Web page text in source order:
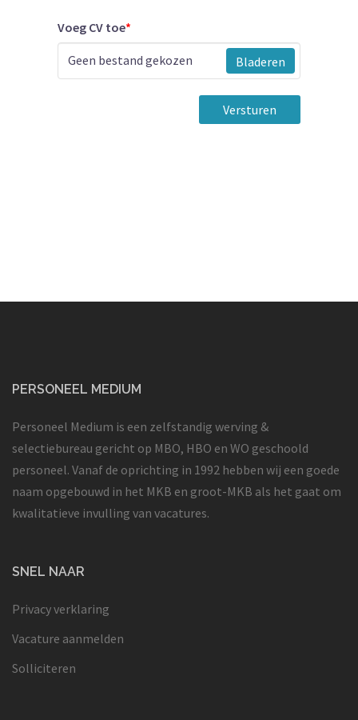
Voeg CV toe*
Geen bestand gekozen Bladeren
Versturen
PERSONEEL MEDIUM
Personeel Medium is een zelfstandig werving &
selectiebureau gericht op MBO, HBO en WO geschoold
personeel. Vanaf de oprichting in 1992 hebben wij een goede
naam opgebouwd in het MKB en groot-MKB als het gaat om
kwalitatieve invulling van vacatures.
SNEL NAAR
Privacy verklaring
Vacature aanmelden
Solliciteren